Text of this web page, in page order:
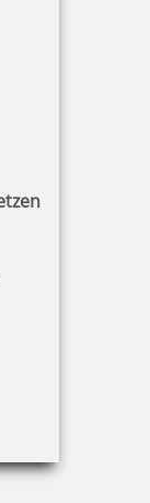
mehr tanzen